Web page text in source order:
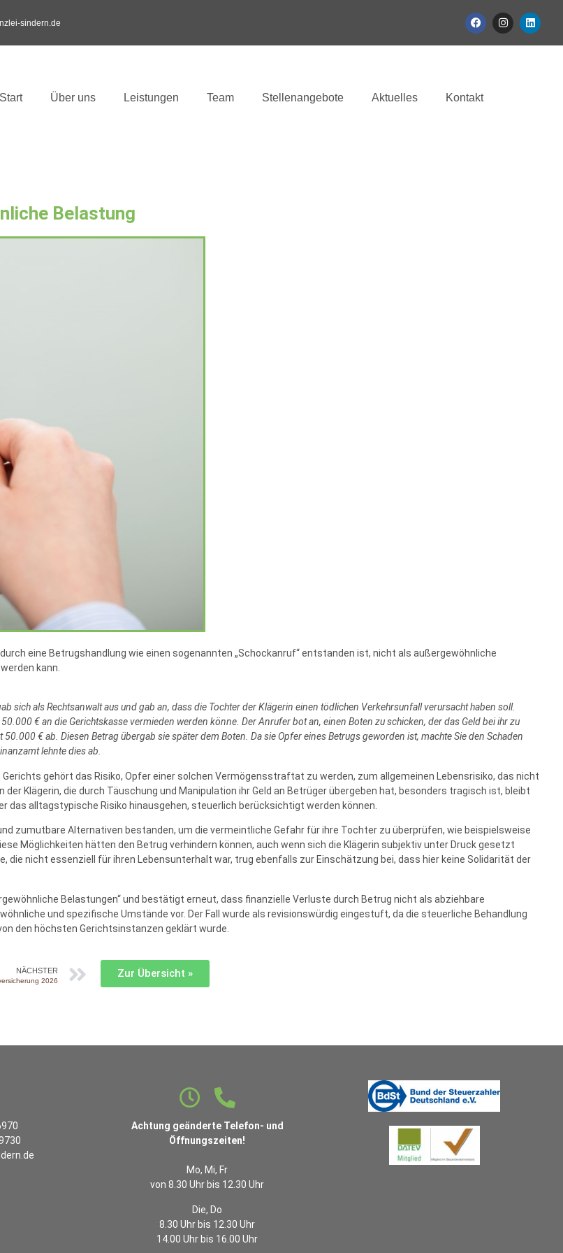
sindern.de
Start Über uns Leistungen Team Stellenangebote Aktuelles Kontakt
Belastung
eine Betrugshandlung wie einen sogenannten „Schockanruf“ entstanden ist, nicht als außergewöhnliche
kann.
sich als Rechtsanwalt aus und gab an, dass die Tochter der Klägerin einen tödlichen Verkehrsunfall verursacht haben soll.
€ an die Gerichtskasse vermieden werden könne. Der Anrufer bot an, einen Boten zu schicken, der das Geld bei ihr zu
€ ab. Diesen Betrag übergab sie später dem Boten. Da sie Opfer eines Betrugs geworden ist, machte Sie den Schaden
lehnte dies ab.
gehört das Risiko, Opfer einer solchen Vermögensstraftat zu werden, zum allgemeinen Lebensrisiko, das nicht
Klägerin, die durch Täuschung und Manipulation ihr Geld an Betrüger übergeben hat, besonders tragisch ist, bleibt
das alltagstypische Risiko hinausgehen, steuerlich berücksichtigt werden können.
zumutbare Alternativen bestanden, um die vermeintliche Gefahr für ihre Tochter zu überprüfen, wie beispielsweise
Möglichkeiten hätten den Betrug verhindern können, auch wenn sich die Klägerin subjektiv unter Druck gesetzt
die nicht essenziell für ihren Lebensunterhalt war, trug ebenfalls zur Einschätzung bei, dass hier keine Solidarität der
Belastungen“ und bestätigt erneut, dass finanzielle Verluste durch Betrug nicht als abziehbare
und spezifische Umstände vor. Der Fall wurde als revisionswürdig eingestuft, da die steuerliche Behandlung
den höchsten Gerichtsinstanzen geklärt wurde.
NÄCHSTER
2026
Zur Übersicht »
Achtung geänderte Telefon- und
Öffnungszeiten!
Mo, Mi, Fr
von 8.30 Uhr bis 12.30 Uhr
Die, Do
8.30 Uhr bis 12.30 Uhr
14.00 Uhr bis 16.00 Uhr